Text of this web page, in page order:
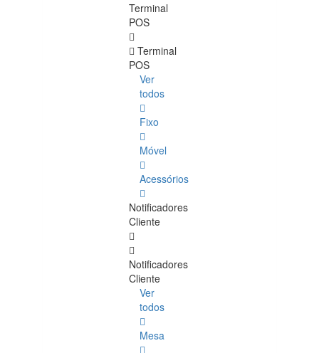
Terminal
POS
Terminal
POS
Ver
todos
Fixo
Móvel
Acessórios
Notificadores
Cliente
Notificadores
Cliente
Ver
todos
Mesa